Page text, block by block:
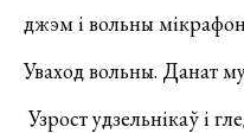
джэм і вольны
Уваход вольны. Данат
Узрост удзельнікаў і